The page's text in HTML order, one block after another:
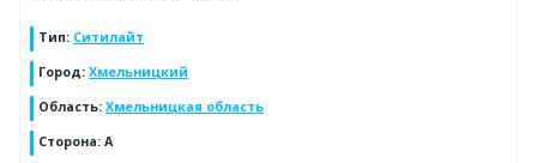
Тип: Ситилайт
Город: Хмельницкий
Область: Хмельницкая область
Сторона: А